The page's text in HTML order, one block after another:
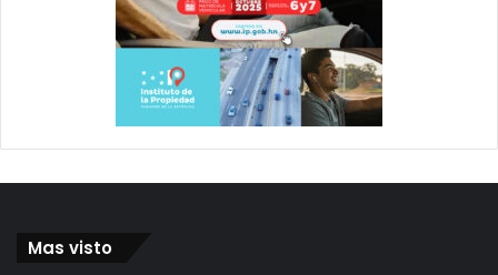
Mas visto